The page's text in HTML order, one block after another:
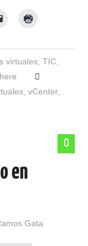
virtuales, TIC,
,vCenter,
0
en
Gata